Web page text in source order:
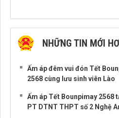
NHỮNG TIN MỚI
Ấm áp đêm vui đón Tết
2568 cùng lưu sinh viên Lào
Ấm áp Tết Bounpimay 2568
PT DTNT THPT số 2 Nghệ